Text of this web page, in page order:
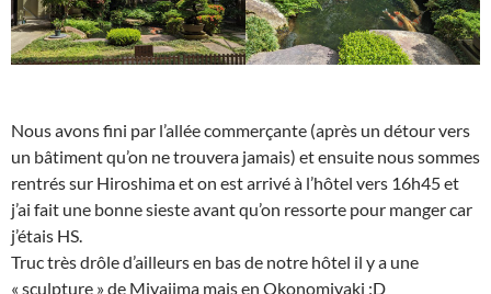
Nous avons fini par l’allée commerçante (après un détour vers
un bâtiment qu’on ne trouvera jamais) et ensuite nous sommes
rentrés sur Hiroshima et on est arrivé à l’hôtel vers 16h45 et
j’ai fait une bonne sieste avant qu’on ressorte pour manger car
j’étais HS.
Truc très drôle d’ailleurs en bas de notre hôtel il y a une
« sculpture » de Miyajima mais en Okonomiyaki :D